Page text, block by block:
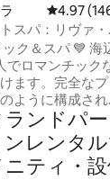
レビュー
4.97
スパ：リヴァ・
ク＆スパ 💙 海
でロマンチック
ます。完全なプ
ように構成され
テラスにあるサ
きの大型センサ
）（レインシャワ
ネオセラピーバ
ンドパ
レ⁠ン⁠タ⁠
ニ⁠テ⁠ィ⁠・⁠